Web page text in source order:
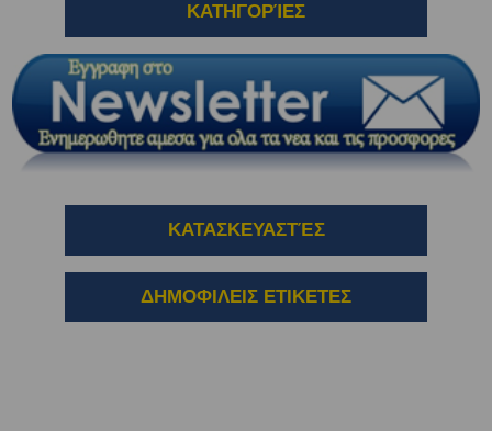
ΚΑΤΗΓΟΡΊΕΣ
ΚΑΤΑΣΚΕΥΑΣΤΈΣ
ΔΗΜΟΦΙΛΕΙΣ ΕΤΙΚΕΤΕΣ